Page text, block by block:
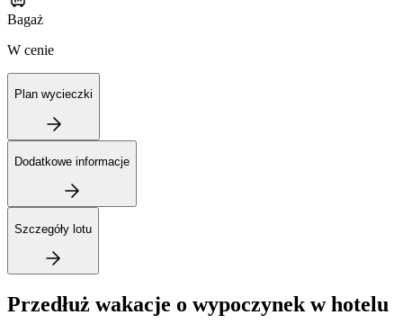
Bagaż
W cenie
Plan wycieczki
Dodatkowe informacje
Szczegóły lotu
Przedłuż wakacje o wypoczynek w hotelu